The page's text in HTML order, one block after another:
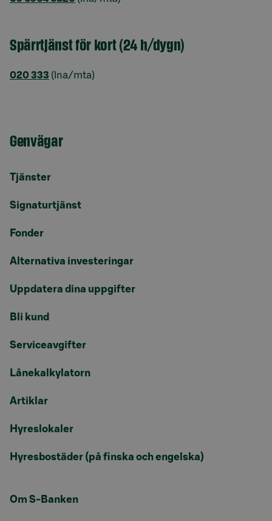
Spärrtjänst för kort (24 h/dygn)
020 333 (lna/mta)
Genvägar
Tjänster
Signaturtjänst
Fonder
Alternativa investeringar
Uppdatera dina uppgifter
Bli kund
Serviceavgifter
Lånekalkylatorn
Artiklar
Hyreslokaler
Hyresbostäder (på finska och engelska)
Om S-Banken